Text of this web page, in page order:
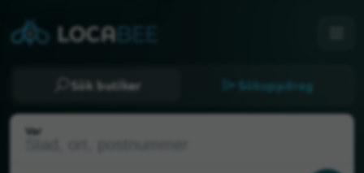
Sök butiker Sökuppdrag
Var